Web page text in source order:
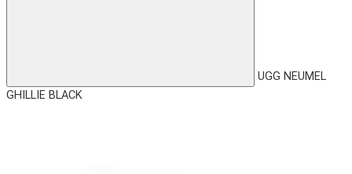
UGG NEUMEL
GHILLIE BLACK